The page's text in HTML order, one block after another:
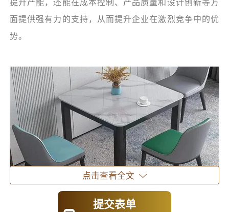
面提供强有力的支持，从而提升企业在激烈竞争中的优
势。
点击查看全文
提交表单